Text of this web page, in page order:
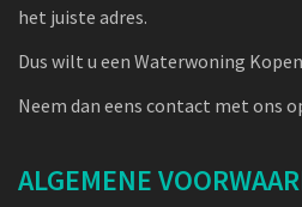
het juiste adres.
Dus wilt u een Waterwoning
Neem dan eens contact met ons
ALGEMENE